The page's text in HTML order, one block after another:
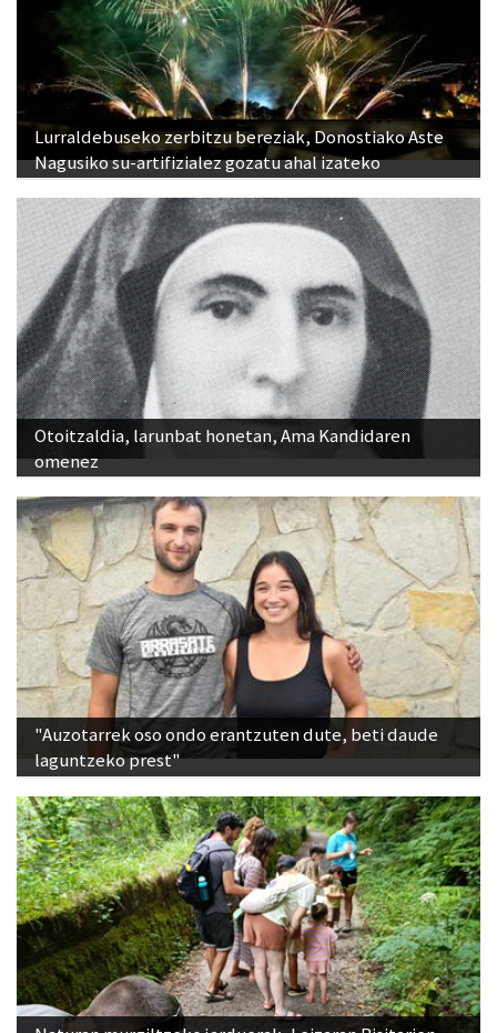
Lurraldebuseko zerbitzu bereziak, Donostiako Aste
Nagusiko su-artifizialez gozatu ahal izateko
Otoitzaldia, larunbat honetan, Ama Kandidaren
omenez
"Auzotarrek oso ondo erantzuten dute, beti daude
laguntzeko prest"